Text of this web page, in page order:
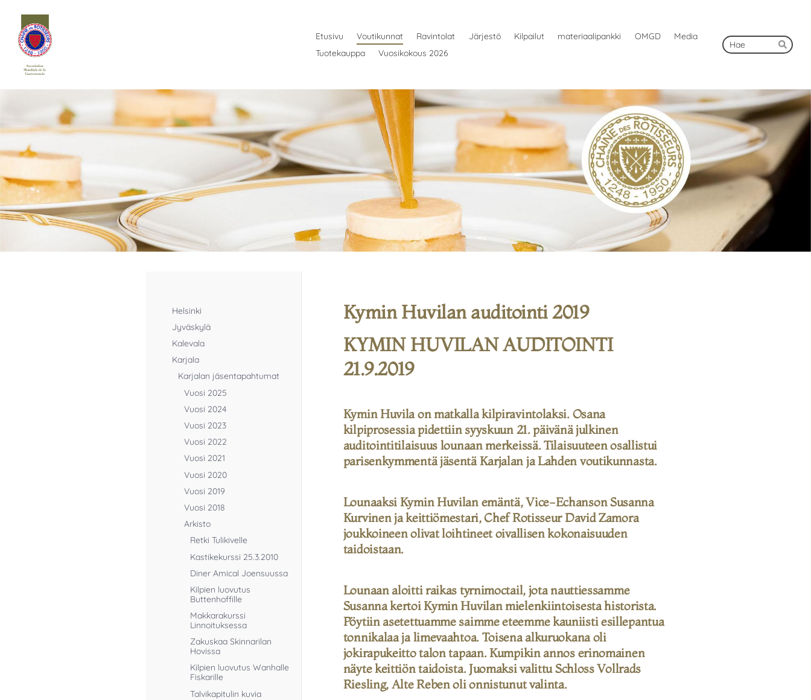
Siirry
sivun
sisältöön
Chaîne des Rôtisseurs Finlande ry
Etusivu Voutikunnat Ravintolat Järjestö Kilpailut materiaalipankki OMGD
Media
Tuotekauppa
Vuosikokous 2026
Haku
Hae
Helsinki
Jyväskylä
Kalevala
Karjala
Karjalan jäsentapahtumat
Vuosi 2025
Vuosi 2024
Vuosi 2023
Vuosi 2022
Vuosi 2021
Vuosi 2020
Vuosi 2019
Vuosi 2018
Arkisto
Retki Tulikivelle
Kastikekurssi 25.3.2010
Diner Amical Joensuussa
Kilpien luovutus
Buttenhoffille
Makkarakurssi
Linnoituksessa
Zakuskaa Skinnarilan
Hovissa
Kilpien luovutus Wanhalle
Fiskarille
Talvikapitulin kuvia
Kymin Huvilan auditointi 2019
KYMIN HUVILAN AUDITOINTI
21.9.2019
Kymin Huvila on matkalla kilpiravintolaksi. Osana
kilpiprosessia pidettiin syyskuun 21. päivänä julkinen
auditointitilaisuus lounaan merkeissä. Tilaisuuteen osallistui
parisenkymmentä jäsentä Karjalan ja Lahden voutikunnasta.
Lounaaksi Kymin Huvilan emäntä, Vice-Echanson Susanna
Kurvinen ja keittiömestari, Chef Rotisseur David Zamora
joukkoineen olivat loihtineet oivallisen kokonaisuuden
taidoistaan.
Lounaan aloitti raikas tyrnimoctail, jota nauttiessamme
Susanna kertoi Kymin Huvilan mielenkiintoisesta historista.
Pöytiin asetettuamme saimme eteemme kauniisti esillepantua
tonnikalaa ja limevaahtoa. Toisena alkuruokana oli
jokirapukeitto talon tapaan. Kumpikin annos erinomainen
näyte keittiön taidoista. Juomaksi valittu Schloss Vollrads
Riesling, Alte Reben oli onnistunut valinta.